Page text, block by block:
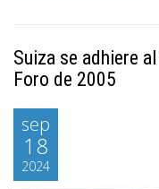
Suiza se adhiere
Foro de 2005
sep
18
2024